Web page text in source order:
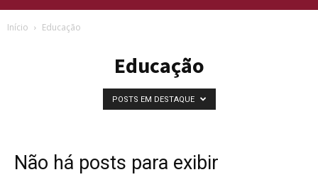
Fotec
Início Educação
Educação
POSTS EM DESTAQUE
Não há posts para exibir